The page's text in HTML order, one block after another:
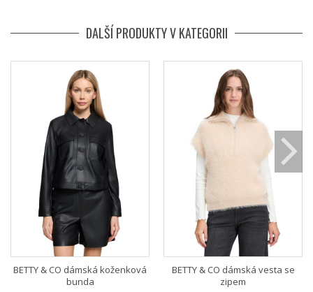
DALŠÍ PRODUKTY V KATEGORII
BETTY & CO dámská koženková
bunda
BETTY & CO dámská vesta se
zipem